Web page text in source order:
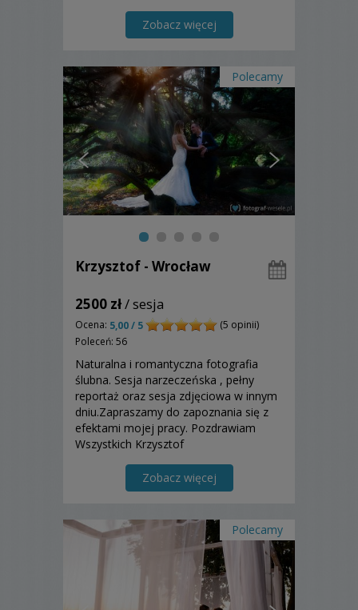
Zobacz więcej
Polecamy
Krzysztof - Wrocław
2500 zł/ sesja
Ocena: 5,00 / 5
(5 opinii)
Poleceń: 56
Naturalna i romantyczna fotografia
ślubna. Sesja narzeczeńska , pełny
reportaż oraz sesja zdjęciowa w innym
dniu.Zapraszamy do zapoznania się z
efektami mojej pracy. Pozdrawiam
Wszystkich Krzysztof
Zobacz więcej
Polecamy